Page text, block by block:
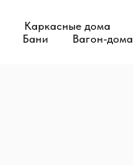
Каркасные дома
Бани
Вагон-дома